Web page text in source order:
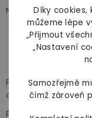
Díky
můžeme lépe
„Přijmout
„Nastavení
Samozřejmě
čímž zároveň
Netrhají se a
Strašidlo
Pokud jsou tyhle
otěhotněním, a
Prakticky nejdou